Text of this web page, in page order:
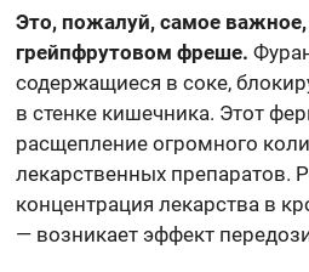
Это, пожалуй, самое
грейпфрутовом фреше.
содержащиеся в соке,
в стенке кишечника. Этот
расщепление огромного
лекарственных препаратов.
концентрация лекарства в
— возникает эффект